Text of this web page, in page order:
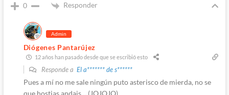
0 Responder
Admin
Diógenes Pantarújez
12 años han pasado desde que se escribió esto
Responde a El a******* de s******
Pues a mí no me sale ningún puto asterisco de mierda, no se
que hostias andais… (JOJOJO)